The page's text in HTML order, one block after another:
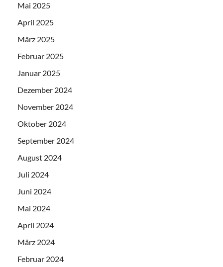
Mai 2025
April 2025
März 2025
Februar 2025
Januar 2025
Dezember 2024
November 2024
Oktober 2024
September 2024
August 2024
Juli 2024
Juni 2024
Mai 2024
April 2024
März 2024
Februar 2024